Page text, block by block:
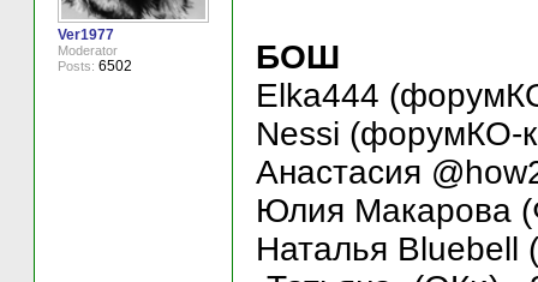
Ver1977
Moderator
Posts: 6502
БОШ
Elka444
Nessi (форумКО-
Анастасия
Юлия Макарова
Наталья Bluebell